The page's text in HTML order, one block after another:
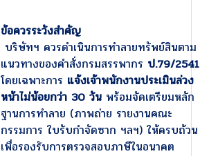
ข้อควรระวังสำคัญ
บริษัทฯ ควรดำเนินการทำลายทรัพย์สินตาม
แนวทางของคำสั่งกรมสรรพากร ป.79/2541
โดยเฉพาะการ แจ้งเจ้าพนักงานประเมินล่วง
หน้าไม่น้อยกว่า 30 วัน พร้อมจัดเตรียมหลัก
ฐานการทำลาย (ภาพถ่าย รายงานคณะ
กรรมการ ใบรับกำจัดซาก ฯลฯ) ให้ครบถ้วน
เพื่อรองรับการตรวจสอบภาษีในอนาคต